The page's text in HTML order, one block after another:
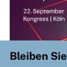
Bleiben